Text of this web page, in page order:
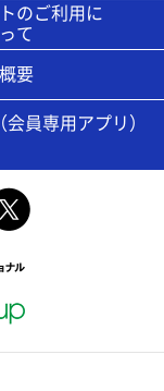
のご利用に
て
要
員専用アプリ）